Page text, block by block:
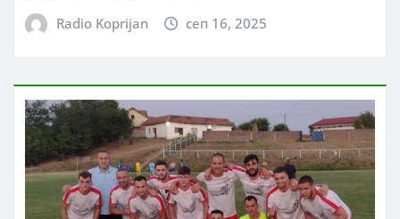
Radio Koprijan сеп 16, 2025